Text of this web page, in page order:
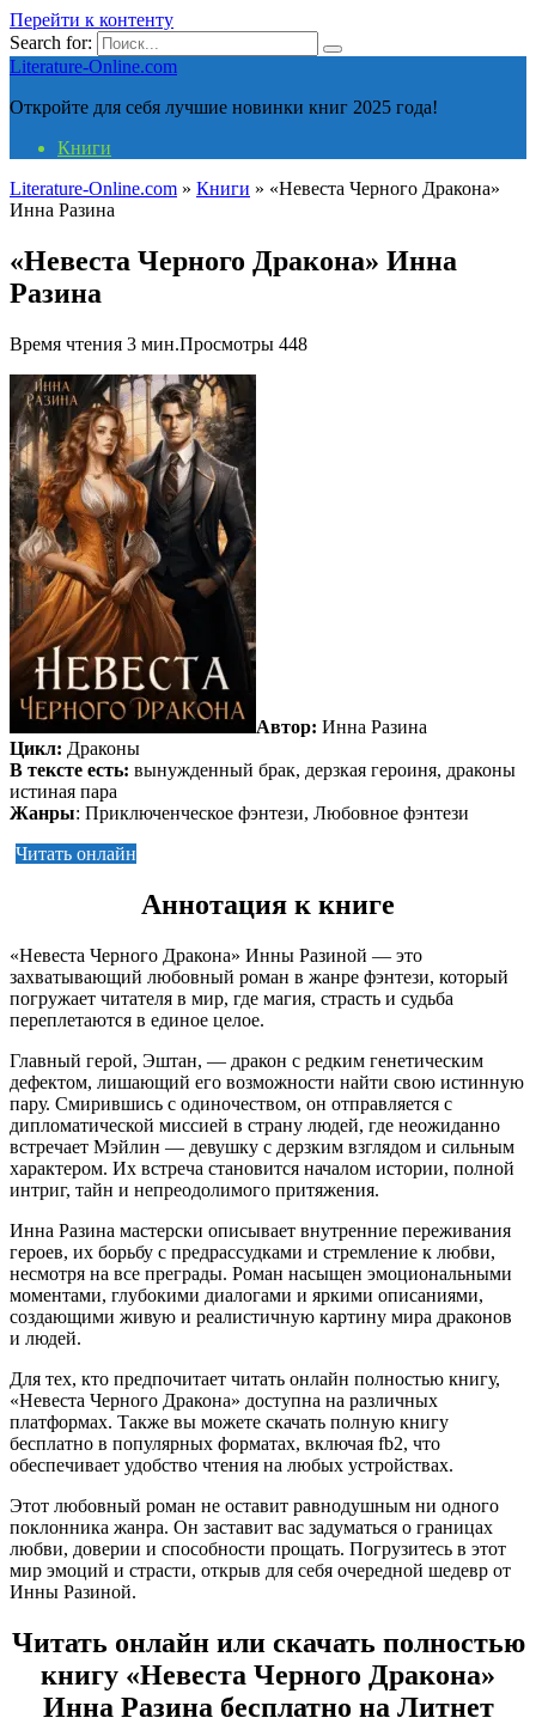
Перейти к контенту
Search for:
Literature-Online.com
Откройте для себя лучшие новинки книг 2025 года!
Книги
Literature-Online.com » Книги » «Невеста Черного Дракона»
Инна Разина
«Невеста Черного Дракона» Инна
Разина
Время чтения 3 мин.Просмотры 448
Автор: Инна Разина
Цикл: Драконы
В тексте есть: вынужденный брак, дерзкая героиня, драконы
истиная пара
Жанры: Приключенческое фэнтези, Любовное фэнтези
Читать онлайн
Аннотация к книге
«Невеста Черного Дракона» Инны Разиной — это
захватывающий любовный роман в жанре фэнтези, который
погружает читателя в мир, где магия, страсть и судьба
переплетаются в единое целое.
Главный герой, Эштан, — дракон с редким генетическим
дефектом, лишающий его возможности найти свою истинную
пару. Смирившись с одиночеством, он отправляется с
дипломатической миссией в страну людей, где неожиданно
встречает Мэйлин — девушку с дерзким взглядом и сильным
характером. Их встреча становится началом истории, полной
интриг, тайн и непреодолимого притяжения.
Инна Разина мастерски описывает внутренние переживания
героев, их борьбу с предрассудками и стремление к любви,
несмотря на все преграды. Роман насыщен эмоциональными
моментами, глубокими диалогами и яркими описаниями,
создающими живую и реалистичную картину мира драконов
и людей.
Для тех, кто предпочитает читать онлайн полностью книгу,
«Невеста Черного Дракона» доступна на различных
платформах. Также вы можете скачать полную книгу
бесплатно в популярных форматах, включая fb2, что
обеспечивает удобство чтения на любых устройствах.
Этот любовный роман не оставит равнодушным ни одного
поклонника жанра. Он заставит вас задуматься о границах
любви, доверии и способности прощать. Погрузитесь в этот
мир эмоций и страсти, открыв для себя очередной шедевр от
Инны Разиной.
Читать онлайн или скачать полностью
книгу «Невеста Черного Дракона»
Инна Разина бесплатно на Литнет